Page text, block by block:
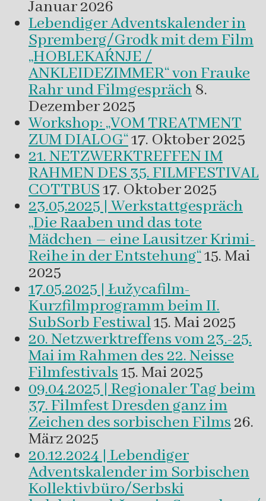
Januar 2026
Lebendiger Adventskalender in
Spremberg/Grodk mit dem Film
„HOBLEKAŔNJE /
ANKLEIDEZIMMER“ von Frauke
Rahr und Filmgespräch 8.
Dezember 2025
Workshop: „VOM TREATMENT
ZUM DIALOG“17. Oktober 2025
21. NETZWERKTREFFEN IM
RAHMEN DES 35. FILMFESTIVAL
COTTBUS17. Oktober 2025
23.05.2025 | Werkstattgespräch
„Die Raaben und das tote
Mädchen – eine Lausitzer Krimi-
Reihe in der Entstehung“15. Mai
2025
17.05.2025 | Łužycafilm-
Kurzfilmprogramm beim II.
SubSorb Festiwal15. Mai 2025
20. Netzwerktreffens vom 23.-25.
Mai im Rahmen des 22. Neisse
Filmfestivals15. Mai 2025
09.04.2025 | Regionaler Tag beim
37. Filmfest Dresden ganz im
Zeichen des sorbischen Films26.
März 2025
20.12.2024 | Lebendiger
Adventskalender im Sorbischen
Kollektivbüro/Serbski